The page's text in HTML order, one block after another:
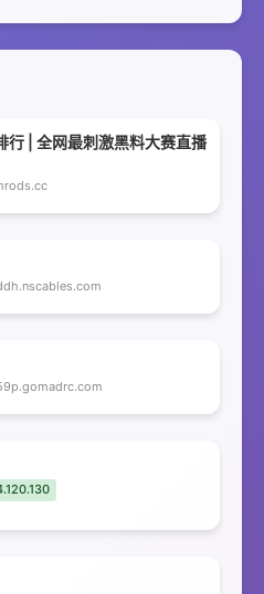
行 | 全网最刺激黑料大赛直播